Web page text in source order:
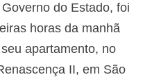
do Estado, foi
horas da manhã
apartamento, no
II, em São